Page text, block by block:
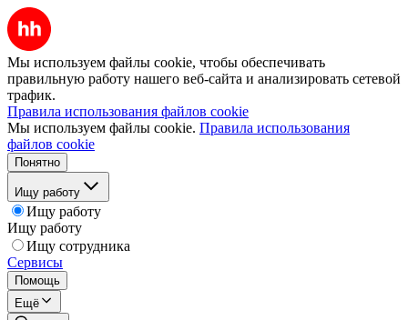
Мы используем файлы cookie, чтобы обеспечивать
правильную работу нашего веб-сайта и анализировать сетевой
трафик.
Правила использования файлов cookie
Мы используем файлы cookie. Правила использования
файлов cookie
Понятно
Ищу работу
Ищу работу
Ищу работу
Ищу сотрудника
Сервисы
Помощь
Ещё